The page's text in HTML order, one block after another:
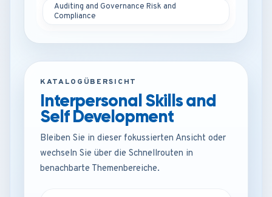
Auditing and Governance Risk and
Compliance
KATALOGÜBERSICHT
Interpersonal Skills and
Self Development
Bleiben Sie in dieser fokussierten Ansicht oder
wechseln Sie über die Schnellrouten in
benachbarte Themenbereiche.